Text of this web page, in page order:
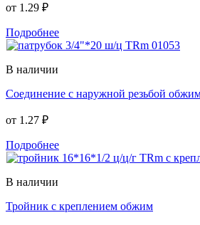
от 1.29 ₽
Подробнее
В наличии
Соединение с наружной резьбой
от 1.27 ₽
Подробнее
В наличии
Тройник с креплением обжим